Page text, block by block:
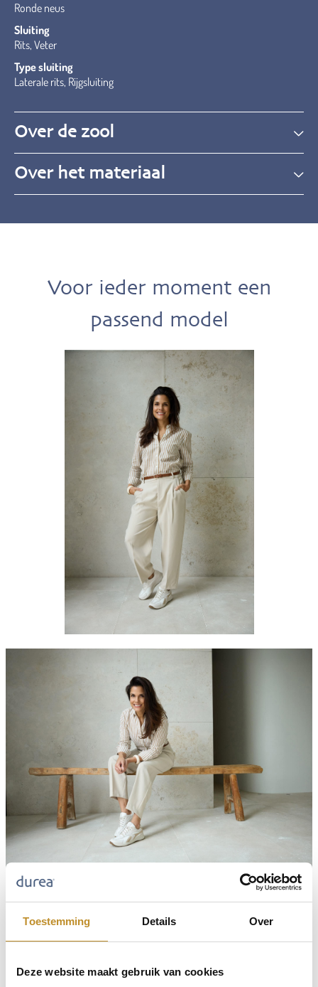
Toestemming Details Over
Deze website maakt gebruik van cookies
Ronde neus
Sluiting
Rits, Veter
Type sluiting
Laterale rits, Rijgsluiting
Over de zool
Over het materiaal
Voor ieder moment een
passend model